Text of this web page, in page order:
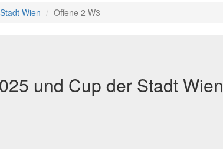
Wien Offene 2 W3
und Cup der Stadt Wien